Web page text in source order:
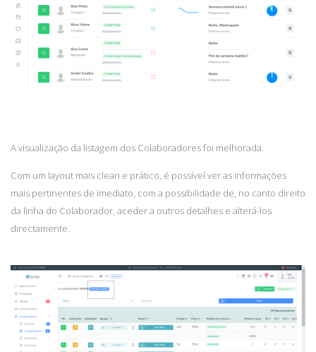
A visualização da listagem dos Colaboradores foi melhorada.
Com um layout mais clean e prático, é possível ver as informações
mais pertinentes de imediato, com a possibilidade de, no canto direito
da linha do Colaborador, aceder a outros detalhes e alterá-los
directamente.